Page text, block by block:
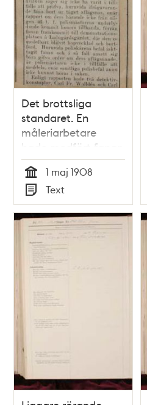
Det brottsliga
standaret. En
måleriarbetare
hade medfört fanan
- pressklipp 1908
Tid
1 maj 1908
Typ
Text